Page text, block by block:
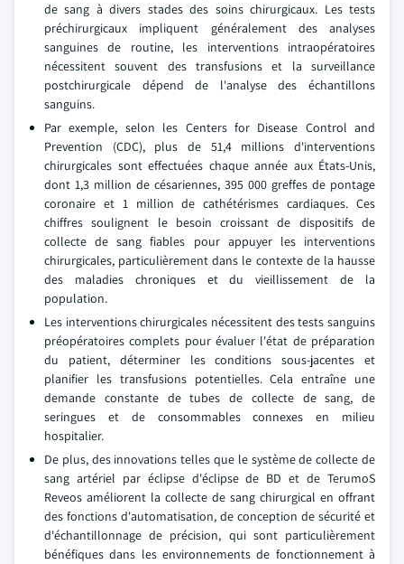
de sang à divers stades des soins chirurgicaux. Les tests
préchirurgicaux impliquent généralement des analyses
sanguines de routine, les interventions intraopératoires
nécessitent souvent des transfusions et la surveillance
postchirurgicale dépend de l'analyse des échantillons
sanguins.
Par exemple, selon les Centers for Disease Control and
Prevention (CDC), plus de 51,4 millions d'interventions
chirurgicales sont effectuées chaque année aux États-Unis,
dont 1,3 million de césariennes, 395 000 greffes de pontage
coronaire et 1 million de cathétérismes cardiaques. Ces
chiffres soulignent le besoin croissant de dispositifs de
collecte de sang fiables pour appuyer les interventions
chirurgicales, particulièrement dans le contexte de la hausse
des maladies chroniques et du vieillissement de la
population.
Les interventions chirurgicales nécessitent des tests sanguins
préopératoires complets pour évaluer l'état de préparation
du patient, déterminer les conditions sous-jacentes et
planifier les transfusions potentielles. Cela entraîne une
demande constante de tubes de collecte de sang, de
seringues et de consommables connexes en milieu
hospitalier.
De plus, des innovations telles que le système de collecte de
sang artériel par éclipse d'éclipse de BD et de TerumoS
Reveos améliorent la collecte de sang chirurgical en offrant
des fonctions d'automatisation, de conception de sécurité et
d'échantillonnage de précision, qui sont particulièrement
bénéfiques dans les environnements de fonctionnement à